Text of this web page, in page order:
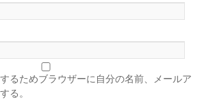
るためブラウザーに自分の名前、メールア
る。